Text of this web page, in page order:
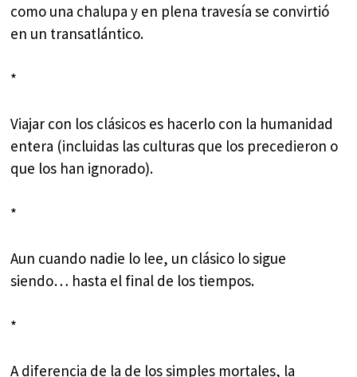
como una chalupa y en plena travesía se convirtió
en un transatlántico.
*
Viajar con los clásicos es hacerlo con la humanidad
entera (incluidas las culturas que los precedieron o
que los han ignorado).
*
Aun cuando nadie lo lee, un clásico lo sigue
siendo… hasta el final de los tiempos.
*
A diferencia de la de los simples mortales, la